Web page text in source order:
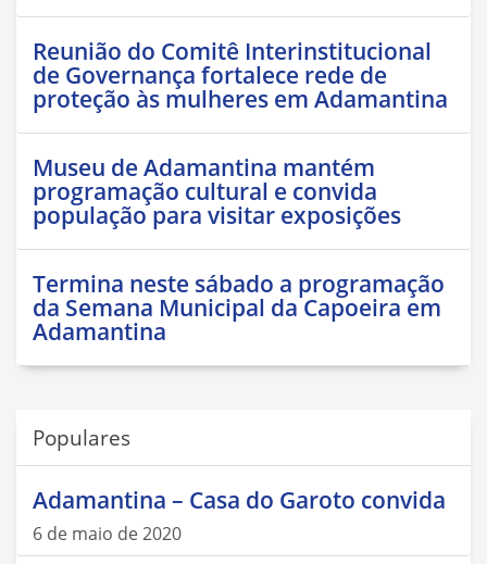
Reunião do Comitê Interinstitucional
de Governança fortalece rede de
proteção às mulheres em Adamantina
Museu de Adamantina mantém
programação cultural e convida
população para visitar exposições
Termina neste sábado a programação
da Semana Municipal da Capoeira em
Adamantina
Populares
Adamantina – Casa do Garoto convida
6 de maio de 2020